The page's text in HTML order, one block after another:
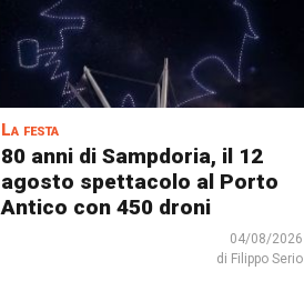
La festa
80 anni di Sampdoria, il 12
agosto spettacolo al Porto
Antico con 450 droni
04/08/2026
di Filippo Serio